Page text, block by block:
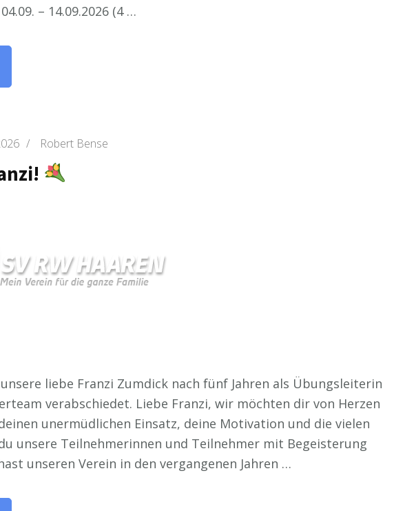
– 14.09.2026 (4 …
/ Robert Bense
liebe Franzi Zumdick nach fünf Jahren als Übungsleiterin
verabschiedet. Liebe Franzi, wir möchten dir von Herzen
unermüdlichen Einsatz, deine Motivation und die vielen
unsere Teilnehmerinnen und Teilnehmer mit Begeisterung
unseren Verein in den vergangenen Jahren …